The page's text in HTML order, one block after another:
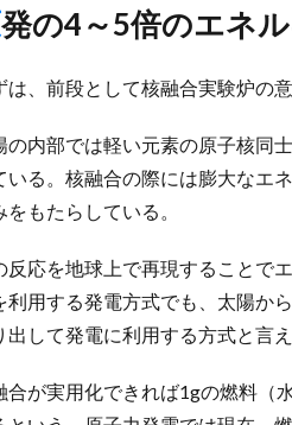
原発の4～5倍のエネ
は、前段として核融合実験炉の
の内部では軽い元素の原子核同
いる。核融合の際には膨大なエ
をもたらしている。
反応を地球上で再現することで
利用する発電方式でも、太陽か
出して発電に利用する方式と言え
合が実用化できれば1gの燃料（